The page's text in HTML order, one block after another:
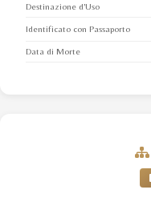
Destinazione d'Uso
Identificato con Passaporto
Data di Morte